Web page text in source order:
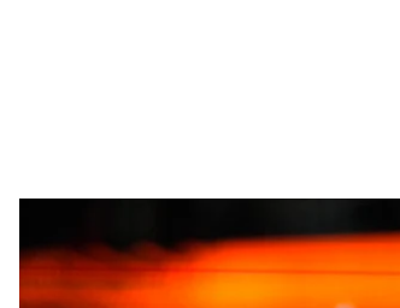
Гравці
«Аталанта» переграла «Баєр